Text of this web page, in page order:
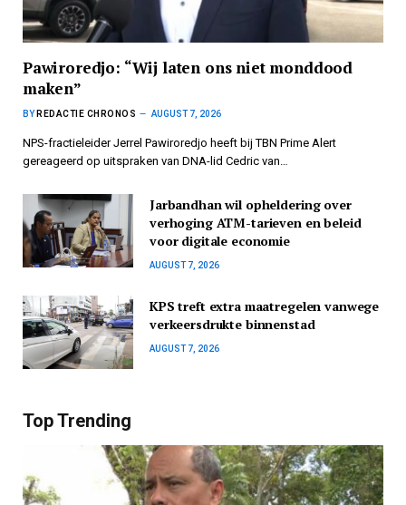
Pawiroredjo: “Wij laten ons niet monddood
maken”
BY REDACTIE CHRONOS AUGUST 7, 2026
NPS-fractieleider Jerrel Pawiroredjo heeft bij TBN Prime Alert
gereageerd op uitspraken van DNA-lid Cedric van…
Jarbandhan wil opheldering over
verhoging ATM-tarieven en beleid
voor digitale economie
AUGUST 7, 2026
KPS treft extra maatregelen vanwege
verkeersdrukte binnenstad
AUGUST 7, 2026
Top Trending